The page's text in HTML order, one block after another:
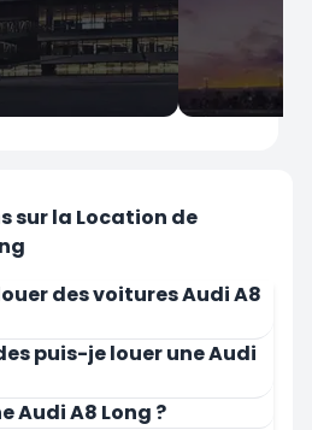
sur la Location de
des voitures Audi A8
puis-je louer une Audi
Audi A8 Long ?